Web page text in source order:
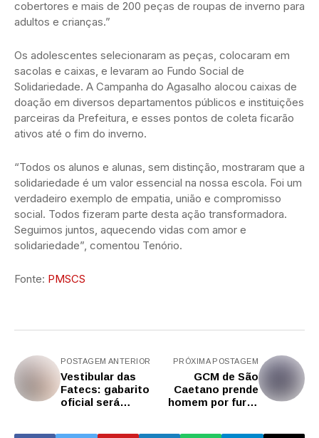
cobertores e mais de 200 peças de roupas de inverno para
adultos e crianças.”
Os adolescentes selecionaram as peças, colocaram em
sacolas e caixas, e levaram ao Fundo Social de
Solidariedade. A Campanha do Agasalho alocou caixas de
doação em diversos departamentos públicos e instituições
parceiras da Prefeitura, e esses pontos de coleta ficarão
ativos até o fim do inverno.
“Todos os alunos e alunas, sem distinção, mostraram que a
solidariedade é um valor essencial na nossa escola. Foi um
verdadeiro exemplo de empatia, união e compromisso
social. Todos fizeram parte desta ação transformadora.
Seguimos juntos, aquecendo vidas com amor e
solidariedade”, comentou Tenório.
Fonte: PMSCS
POSTAGEM ANTERIOR
Vestibular das
Fatecs: gabarito
oficial será
PRÓXIMA POSTAGEM
GCM de São
Caetano prende
homem por furto